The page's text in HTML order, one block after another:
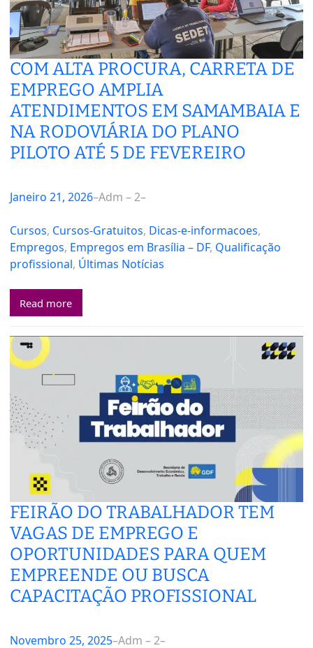
COM ALTA PROCURA, CARRETA DE
EMPREGO AMPLIA
ATENDIMENTOS EM SAMAMBAIA E
NA RODOVIÁRIA DO PLANO
PILOTO ATÉ 5 DE FEVEREIRO
Janeiro 21, 2026–Adm – 2–
Cursos, Cursos-Gratuitos, Dicas-e-informacoes
Empregos, Empregos em Brasília – DF, Qualificação
profissional, Últimas Notícias
Read more
FEIRÃO DO TRABALHADOR TEM
VAGAS DE EMPREGO E
OPORTUNIDADES PARA QUEM
EMPREENDE OU BUSCA
CAPACITAÇÃO PROFISSIONAL
Novembro 25, 2025–Adm – 2–